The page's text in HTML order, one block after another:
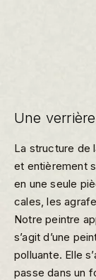
Une
La structure de
et entièrement
en une seule
cales, les
Notre peintre
s’agit d’une
polluante. Elle
passe dans un